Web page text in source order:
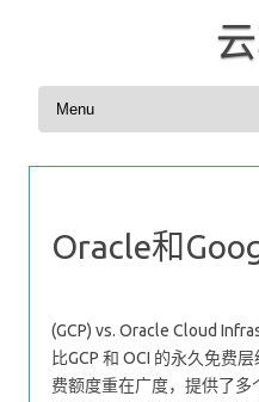
Skip to content
Oracle和
(GCP) vs. Oracle Cloud
比GCP 和 OCI 的永久免费
费额度重在广度，提供了多